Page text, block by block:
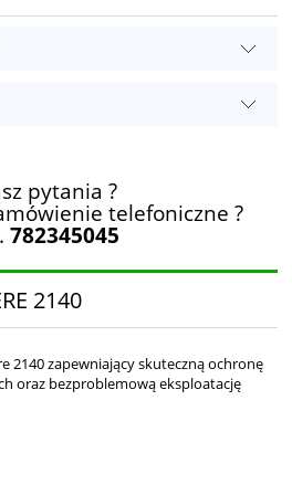
pytania ?
telefoniczne ?
782345045
2140
2140 zapewniający skuteczną ochronę
oraz bezproblemową eksploatację